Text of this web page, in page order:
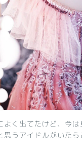
よく出てたけど、今は
思うアイドルがいたら